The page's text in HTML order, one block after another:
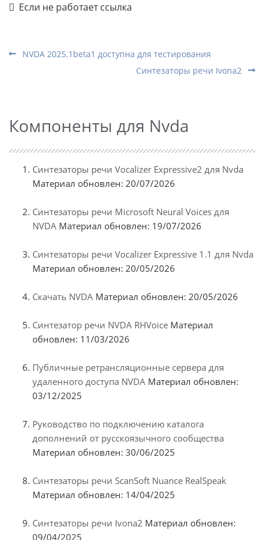
Если не работает ссылка
NVDA 2025.1beta1 доступна для тестирования
Синтезаторы речи Ivona2
Компоненты для Nvda
Синтезаторы речи Vocalizer Expressive2 для Nvda
Материал обновлен: 20/07/2026
Синтезаторы речи Microsoft Neural Voices для
NVDA Материал обновлен: 19/07/2026
Синтезаторы речи Vocalizer Expressive 1.1 для Nvda
Материал обновлен: 20/05/2026
Скачать NVDA Материал обновлен: 20/05/2026
Синтезатор речи NVDA RHVoice Материал
обновлен: 11/03/2026
Публичные ретрансляционные сервера для
удаленного доступа NVDA Материал обновлен:
03/12/2025
Руководство по подключению каталога
дополнений от русскоязычного сообщества
Материал обновлен: 30/06/2025
Синтезаторы речи ScanSoft Nuance RealSpeak
Материал обновлен: 14/04/2025
Синтезаторы речи Ivona2 Материал обновлен:
09/04/2025